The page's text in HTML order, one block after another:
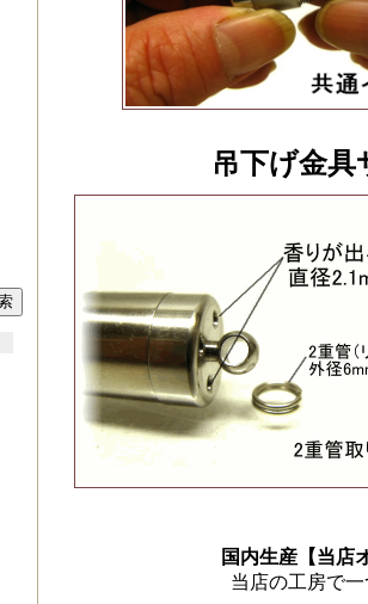
吊下げ金
国内生産【当店
当店の工房で